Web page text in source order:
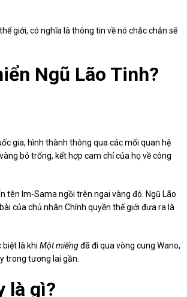
giới, có nghĩa là thông tin về nó chắc chắn sẽ
Ngũ Lão Tinh?
gia, hình thành thông qua các mối quan hệ
bỏ trống, kết hợp cam chỉ của họ về công
tên Im-Sama ngồi trên ngai vàng đó. Ngũ Lão
của chủ nhân Chính quyền thế giới đưa ra là
biệt là khi Một miếngđã đi qua vòng cung Wano,
trong tương lai gần.
là gì?